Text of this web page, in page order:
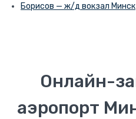
Борисов — ж/д вокзал Минск
Онлайн-
аэропорт